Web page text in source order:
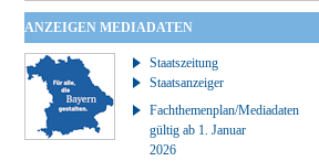
ANZEIGEN MEDIADATEN
Staatszeitung
Staatsanzeiger
Fachthemenplan/Mediadaten
gültig ab 1. Januar
2026